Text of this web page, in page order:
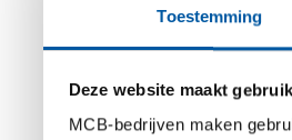
Toestemming
Deze website maakt
MCB-bedrijven maken
zijn
Lees